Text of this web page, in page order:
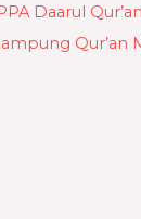
Daarul
Qur’an